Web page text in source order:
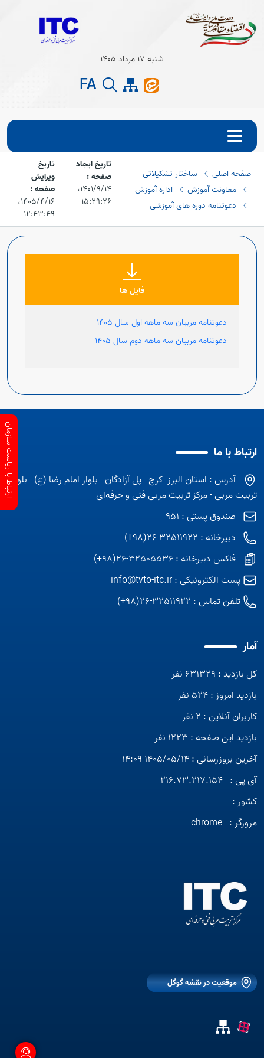
Open
شنبه 17 مرداد 1405
FA
صفحه اصلی
ساختار تشکیلاتی
معاونت آموزش
اداره آموزش
دعوتنامه دوره های آموزشی
تاریخ ایجاد
صفحه :
۱۴۰۱/۹/۱۴،‏
۱۵:۲۹:۲۶
تاریخ
ویرایش
صفحه :
۱۴۰۵/۴/۱۶،‏
۱۲:۴۳:۴۹
فایل ها
دعوتنامه مربیان سه ماهه اول سال 1405
دعوتنامه مربیان سه ماهه دوم سال 1405
ارتباط با ما
آدرس : استان البرز- کرج - پل آزادگان - بلوار امام رضا (ع) - بلوار
تربیت مربی - مرکز تربیت مربی فنی و حرفه‌ای
صندوق پستی : 951
دبیرخانه : 32511922-26(98+)
فاکس دبیرخانه : 32505536-26(98+)
پست الکترونیکی :info@tvto-itc.ir
تلفن تماس : 32511922-26(98+)
آمار
کل بازدید : 631329 نفر
بازدید امروز : 524 نفر
کاربران آنلاین : 2 نفر
بازدید این صفحه : 1223 نفر
آخرین بروزرسانی : 1405/05/14 14:09
آی پی : 216.73.217.154
کشور :
مرورگر : chrome
موقعیت در نقشه گوگل
ارتباط با ریاست سازمان